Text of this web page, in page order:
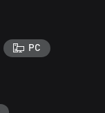
PC